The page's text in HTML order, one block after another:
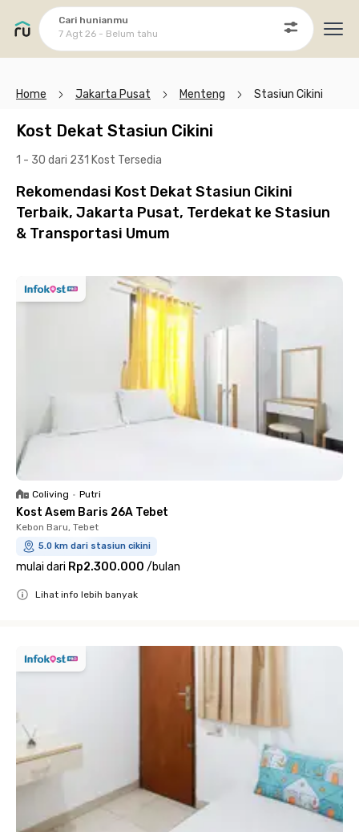
Cari hunianmu
7 Agt 26 - Belum tahu
Home Jakarta Pusat Menteng Stasiun Cikini
Kost Dekat Stasiun Cikini
1 - 30 dari 231 Kost Tersedia
Rekomendasi Kost Dekat Stasiun Cikini
Terbaik, Jakarta Pusat, Terdekat ke Stasiun
& Transportasi Umum
Coliving • Putri
Kost Asem Baris 26A Tebet
Kebon Baru, Tebet
5.0 km dari stasiun cikini
mulai dari Rp2.300.000 /bulan
Lihat info lebih banyak